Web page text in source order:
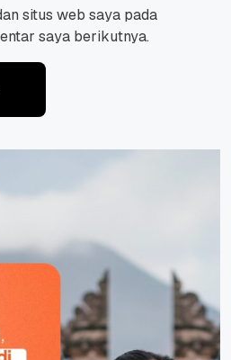
situs web saya pada
saya berikutnya.